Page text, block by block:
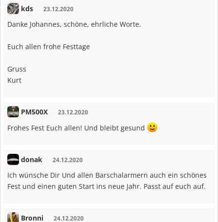
kds 23.12.2020
Danke Johannes, schöne, ehrliche Worte.
Euch allen frohe Festtage
Gruss
Kurt
PM500X 23.12.2020
Frohes Fest Euch allen! Und bleibt gesund
donak 24.12.2020
Ich wünsche Dir Und allen Barschalarmern auch ein schönes
Fest und einen guten Start ins neue Jahr. Passt auf euch auf.
Bronni 24.12.2020